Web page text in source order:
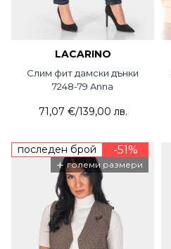
LACARINO
Слим фит дамски дънки
7248-79 Anna
71,07 €/139,00 лв.
последен брой -51%
+ големи размери